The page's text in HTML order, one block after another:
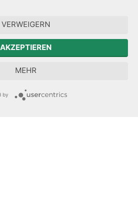
zur Aufarbeitung der SED-
VERWEIGERN
AKZEPTIEREN
MEHR
by